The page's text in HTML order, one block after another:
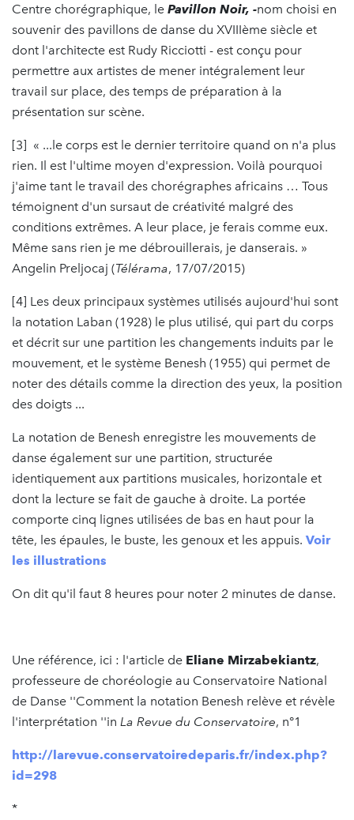
Centre chorégraphique, le Pavillon Noir, -nom choisi en
souvenir des pavillons de danse du XVIIIème siècle et
dont l'architecte est Rudy Ricciotti - est conçu pour
permettre aux artistes de mener intégralement leur
travail sur place, des temps de préparation à la
présentation sur scène.
[3] « ...le corps est le dernier territoire quand on n'a plus
rien. Il est l'ultime moyen d'expression. Voilà pourquoi
j'aime tant le travail des chorégraphes africains … Tous
témoignent d'un sursaut de créativité malgré des
conditions extrêmes. A leur place, je ferais comme eux.
Même sans rien je me débrouillerais, je danserais. »
Angelin Preljocaj (Télérama, 17/07/2015)
[4] Les deux principaux systèmes utilisés aujourd'hui sont
la notation Laban (1928) le plus utilisé, qui part du corps
et décrit sur une partition les changements induits par le
mouvement, et le système Benesh (1955) qui permet de
noter des détails comme la direction des yeux, la position
des doigts ...
La notation de Benesh enregistre les mouvements de
danse également sur une partition, structurée
identiquement aux partitions musicales, horizontale et
dont la lecture se fait de gauche à droite. La portée
comporte cinq lignes utilisées de bas en haut pour la
tête, les épaules, le buste, les genoux et les appuis. Voir
les illustrations
On dit qu'il faut 8 heures pour noter 2 minutes de danse.
Une référence, ici : l'article de Eliane Mirzabekiantz,
professeure de choréologie au Conservatoire National
de Danse ''Comment la notation Benesh relève et révèle
l'interprétation ''in La Revue du Conservatoire, n°1
http://larevue.conservatoiredeparis.fr/index.php?
id=298
*